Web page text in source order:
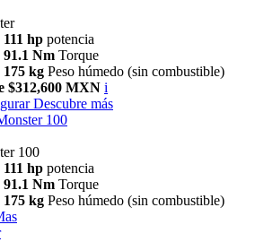
111 hp potencia
91.1 Nm Torque
175 kg Peso húmedo (sin combustible)
$312,600 MXN i
Descubre más
100
100
111 hp potencia
91.1 Nm Torque
175 kg Peso húmedo (sin combustible)